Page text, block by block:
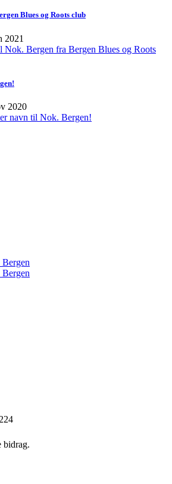
Blues og Roots club
2021
Nok. Bergen fra Bergen Blues og Roots
2020
navn til Nok. Bergen!
Bergen
Bergen
bidrag.